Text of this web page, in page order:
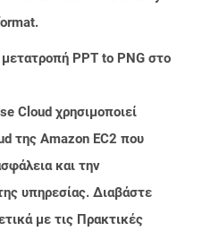
μετατροπή PPT to PNG στο
Cloud χρησιμοποιεί
της Amazon EC2 που
και την
υπηρεσίας. Διαβάστε
με τις Πρακτικές